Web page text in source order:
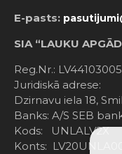
E-pasts:
SIA “LAUKU
Reg.Nr.:
Juridiskā adrese:
Dzirnavu iela 18,
Banks: A/S SEB
Kods: UNLALV2X
Konts: